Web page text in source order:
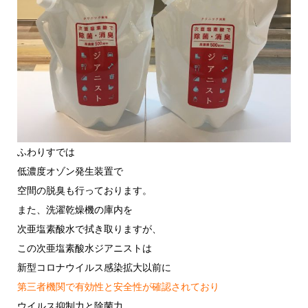
ふわりすでは
低濃度オゾン発生装置で
空間の脱臭も行っております。
また、洗濯乾燥機の庫内を
次亜塩素酸水で拭き取りますが、
この次亜塩素酸水ジアニストは
新型コロナウイルス感染拡大以前に
第三者機関で有効性と安全性が確認されており